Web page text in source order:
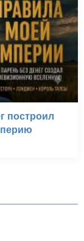
построил